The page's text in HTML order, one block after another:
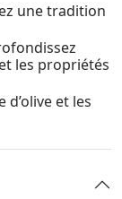
une tradition
les propriétés
et les